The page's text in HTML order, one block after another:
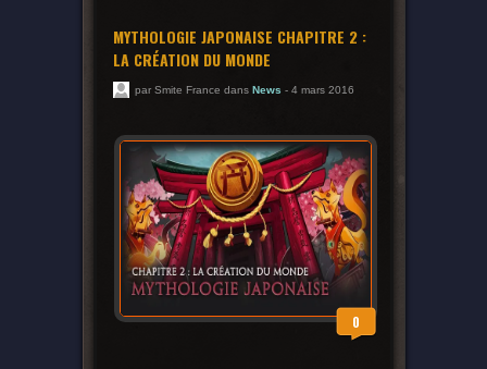
MYTHOLOGIE JAPONAISE CHAPITRE 2 :
LA CRÉATION DU MONDE
par Smite France dans News - 4 mars 2016
0